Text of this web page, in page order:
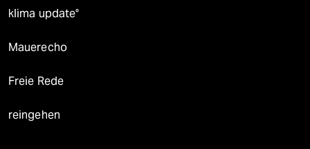
klima update°
Mauerecho
Freie Rede
reingehen